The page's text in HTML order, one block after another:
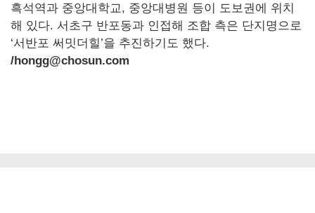
흑석역과 중앙대학교, 중앙대병원 등이 도보권에 위치
해 있다. 서초구 반포동과 인접해 조합 측은 단지명으로
‘서반포 써밋더힐’을 추진하기도 했다.
/hongg@chosun.com